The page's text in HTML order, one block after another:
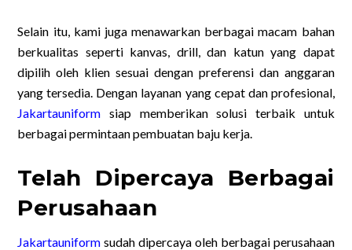
Selain itu, kami juga menawarkan berbagai macam bahan
berkualitas seperti kanvas, drill, dan katun yang dapat
dipilih oleh klien sesuai dengan preferensi dan anggaran
yang tersedia. Dengan layanan yang cepat dan profesional,
Jakartauniform siap memberikan solusi terbaik untuk
berbagai permintaan pembuatan baju kerja.
Telah Dipercaya Berbagai
Perusahaan
Jakartauniform sudah dipercaya oleh berbagai perusahaan